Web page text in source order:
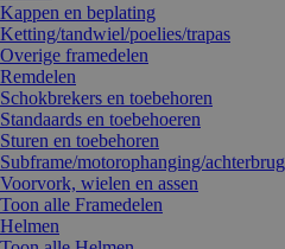
Kappen en beplating
Ketting/tandwiel/poelies/trapas
Overige framedelen
Remdelen
Schokbrekers en toebehoren
Standaards en toebehoeren
Sturen en toebehoren
Subframe/motorophanging/achterbrug
Voorvork, wielen en assen
Toon alle Framedelen
Helmen